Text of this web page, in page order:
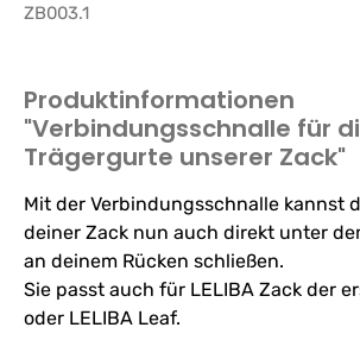
ZB003.1
Produktinformationen
"Verbindungsschnalle für
Trägergurte unserer Zack"
Mit der Verbindungsschnalle kannst
deiner Zack nun auch direkt unter
an deinem Rücken schließen.
Sie passt auch für LELIBA Zack der
oder LELIBA Leaf.